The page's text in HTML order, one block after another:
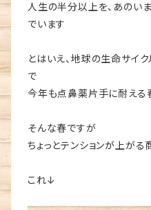
人生の半分以上を、あのい
でいます
とはいえ、地球の生命サイ
で
今年も点鼻薬片手に耐える
そんな春ですが
ちょっとテンションが上が
これ↓